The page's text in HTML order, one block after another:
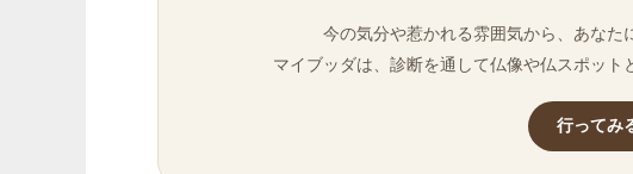
今の気分や惹かれる雰囲気から、あなた
マイブッダは、診断を通して仏像や仏スポット
行ってみ